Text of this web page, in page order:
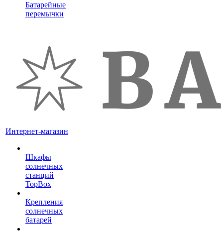
Батарейные
перемычки
Интернет-магазин
Шкафы
солнечных
станций
TopBox
Крепления
солнечных
батарей